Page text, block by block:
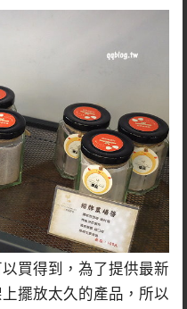
買得到，為了提供最新
擺放太久的產品，所以